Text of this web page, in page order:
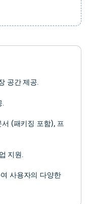
공간 제공.
.
(패키징 포함), 프
지원.
사용자의 다양한